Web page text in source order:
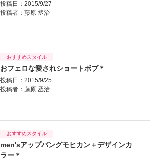
投稿日：2015/9/27
投稿者： 藤原 丞治
おすすめスタイル
おフェロな愛されショートボブ＊
投稿日：2015/9/25
投稿者： 藤原 丞治
おすすめスタイル
men'sアップバングモヒカン＋デザインカ
ラー＊